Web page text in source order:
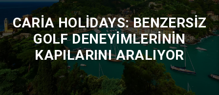
CARIA HOLIDAYS: BENZERSIZ
GOLF DENEYIMLERININ
KAPILARINI ARALIYOR